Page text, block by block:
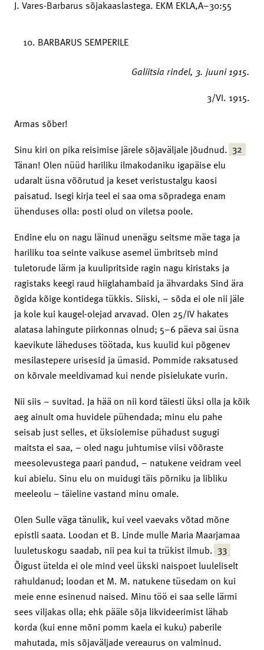
J. Vares-Barbarus sõjakaaslastega. EKM EKLA,A–30:55
BARBARUS SEMPERILE
Galiitsia rindel, 3. juuni 1915.
3/VI. 1915.
Armas sõber!
Sinu kiri on pika reisimise järele sõjaväljale jõudnud. 32
Tänan! Olen nüüd hariliku ilmakodaniku igapäise elu
udaralt üsna võõrutud ja keset veristustalgu kaosi
paisatud. Isegi kirja teel ei saa oma sõpradega enam
ühenduses olla: posti olud on viletsa poole.
Endine elu on nagu läinud unenägu seitsme mäe taga ja
hariliku toa seinte vaikuse asemel ümbritseb mind
tuletorude lärm ja kuulipritside ragin nagu kiristaks ja
ragistaks keegi raud hiiglahambaid ja ähvardaks Sind ära
õgida kõige kontidega tükkis. Siiski, – sõda ei ole nii jäle
ja kole kui kaugel-olejad arvavad. Olen 25/IV hakates
alatasa lahingute piirkonnas olnud; 5–6 päeva sai üsna
kaevikute läheduses töötada, kus kuulid kui põgenev
mesilastepere urisesid ja ümasid. Pommide raksatused
on kõrvale meeldivamad kui nende pisielukate vurin.
Nii siis – suvitad. Ja hää on nii kord täiesti üksi olla ja kõik
aeg ainult oma huvidele pühendada; minu elu pahe
seisab just selles, et üksiolemise pühadust sugugi
maitsta ei saa, – oled nagu juhtumise viisi võõraste
meesolevustega paari pandud, – natukene veidram veel
kui abielu. Sinu elu on muidugi täis põrniku ja libliku
meeleolu – täieline vastand minu omale.
Olen Sulle väga tänulik, kui veel vaevaks võtad mõne
epistli saata. Loodan et B. Linde mulle Maria Maarjamaa
luuletuskogu saadab, nii pea kui ta trükist ilmub. 33
Õigust ütelda ei ole mind veel ükski naispoet luuleliselt
rahuldanud; loodan et M. M. natukene tüsedam on kui
meie enne esinenud naised. Minu töö ei saa selle lärmi
sees viljakas olla; ehk pääle sõja likvideerimist lähab
korda (kui enne mõni pomm kaela ei kuku) paberile
mahutada, mis sõjaväljade vereaurus on valminud.